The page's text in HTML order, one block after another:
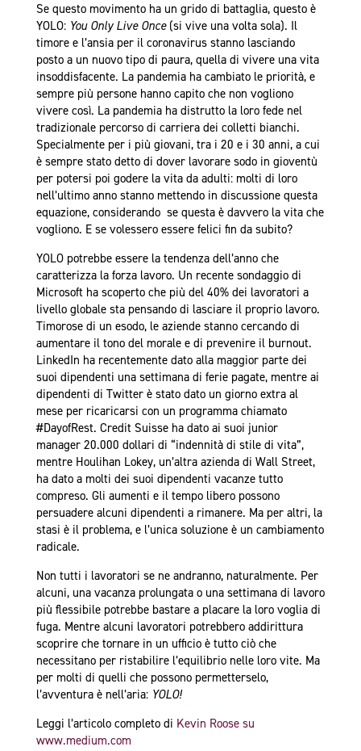
Se questo movimento ha un grido di battaglia, questo è
YOLO: You Only Live Once(si vive una volta sola). Il
timore e l’ansia per il coronavirus stanno lasciando
posto a un nuovo tipo di paura, quella di vivere una vita
insoddisfacente. La pandemia ha cambiato le priorità, e
sempre più persone hanno capito che non vogliono
vivere così. La pandemia ha distrutto la loro fede nel
tradizionale percorso di carriera dei colletti bianchi.
Specialmente per i più giovani, tra i 20 e i 30 anni, a cui
è sempre stato detto di dover lavorare sodo in gioventù
per potersi poi godere la vita da adulti: molti di loro
nell’ultimo anno stanno mettendo in discussione questa
equazione, considerando se questa è davvero la vita che
vogliono. E se volessero essere felici fin da subito?
YOLO potrebbe essere la tendenza dell’anno che
caratterizza la forza lavoro. Un recente sondaggio di
Microsoft ha scoperto che più del 40% dei lavoratori a
livello globale sta pensando di lasciare il proprio lavoro.
Timorose di un esodo, le aziende stanno cercando di
aumentare il tono del morale e di prevenire il burnout.
LinkedIn ha recentemente dato alla maggior parte dei
suoi dipendenti una settimana di ferie pagate, mentre ai
dipendenti di Twitter è stato dato un giorno extra al
mese per ricaricarsi con un programma chiamato
#DayofRest. Credit Suisse ha dato ai suoi junior
manager 20.000 dollari di “indennità di stile di vita”,
mentre Houlihan Lokey, un’altra azienda di Wall Street,
ha dato a molti dei suoi dipendenti vacanze tutto
compreso. Gli aumenti e il tempo libero possono
persuadere alcuni dipendenti a rimanere. Ma per altri, la
stasi è il problema, e l’unica soluzione è un cambiamento
radicale.
Non tutti i lavoratori se ne andranno, naturalmente. Per
alcuni, una vacanza prolungata o una settimana di lavoro
più flessibile potrebbe bastare a placare la loro voglia di
fuga. Mentre alcuni lavoratori potrebbero addirittura
scoprire che tornare in un ufficio è tutto ciò che
necessitano per ristabilire l’equilibrio nelle loro vite. Ma
per molti di quelli che possono permetterselo,
l’avventura è nell’aria: YOLO!
Leggi l’articolo completo di Kevin Roose su
www.medium.com